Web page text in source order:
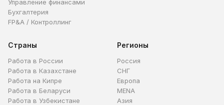
Управление финансами
Бухгалтерия
FP&A / Контроллинг
Страны
Работа в России
Работа в Казахстане
Работа на Кипре
Работа в Беларуси
Работа в Узбекистане
Регионы
Россия
СНГ
Европа
MENA
Азия